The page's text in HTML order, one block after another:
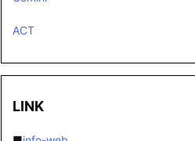
ACT
LINK
■info-web